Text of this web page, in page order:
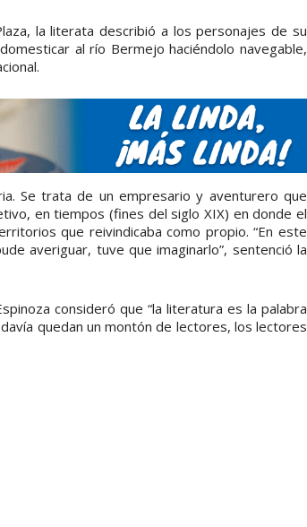
la literata describió a los personajes de su
al río Bermejo haciéndolo navegable,
Se trata de un empresario y aventurero que
en tiempos (fines del siglo XIX) en donde el
que reivindicaba como propio. “En este
averiguar, tuve que imaginarlo”, sentenció la
consideró que “la literatura es la palabra
quedan un montón de lectores, los lectores